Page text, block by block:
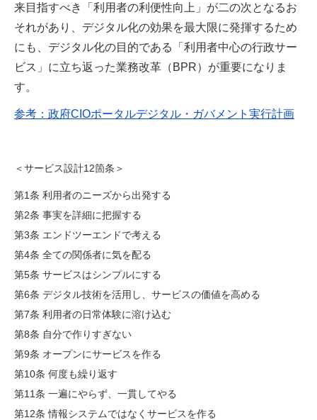
来目指すべき「利用者の利便性向上」が二の次となるお
それがあり、デジタル化の効果を最大限に発揮するため
にも、デジタル化の目的である「利用者中心の行政サー
ビス」に立ち返った業務改革（BPR）が重要になりま
す。
参考：政府CIOポータルデジタル・ガバメント実行計画
＜サービス設計12箇条＞
第1条 利用者のニーズから出発する
第2条 事実を詳細に把握する
第3条 エンドツーエンドで考える
第4条 全ての関係者に気を配る
第5条 サービスはシンプルにする
第6条 デジタル技術を活用し、サービスの価値を高める
第7条 利用者の日常体験に溶け込む
第8条 自分で作りすぎない
第9条 オープンにサービスを作る
第10条 何度も繰り返す
第11条 一遍にやらず、一貫してやる
第12条 情報システムではなくサービスを作る